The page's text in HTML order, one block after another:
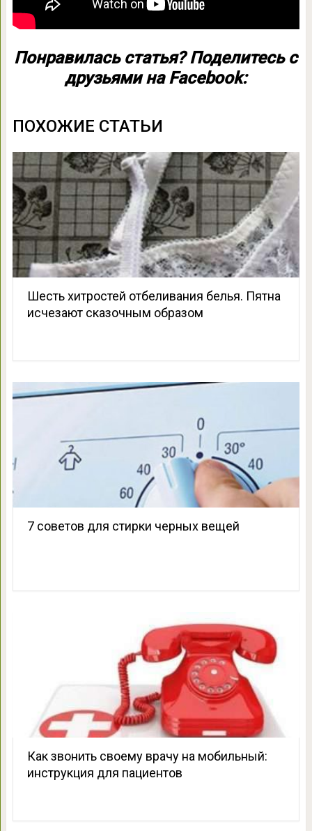
Понравилась статья? Поделитесь с
друзьями на Facebook:
ПОХОЖИЕ СТАТЬИ
Шесть хитростей отбеливания белья. Пятна
исчезают сказочным образом
7 советов для стирки черных вещей
Как звонить своему врачу на мобильный:
инструкция для пациентов